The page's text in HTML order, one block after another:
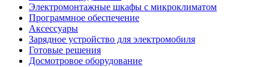
Электромонтажные шкафы с микроклиматом
Программное обеспечение
Аксессуары
Зарядное устройство для электромобиля
Готовые решения
Досмотровое оборудование